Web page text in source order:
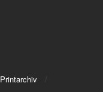
Printarchiv